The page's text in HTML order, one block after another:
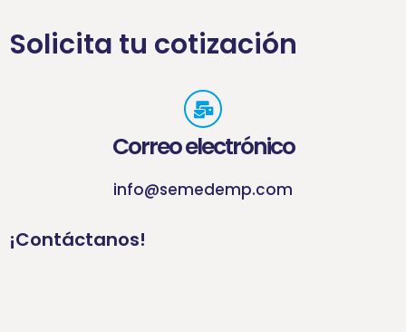
Solicita tu cotización
Correo electrónico
info@semedemp.com
¡Contáctanos!